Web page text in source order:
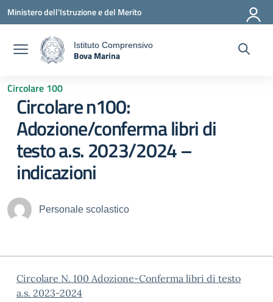
Vai ai contenuti
Vai al menu di navigazione
Vai al footer
Ministero dell'Istruzione e del Merito
Istituto Comprensivo
Bova Marina
Circolare 100
Circolare n100:
Adozione/conferma libri di
testo a.s. 2023/2024 –
indicazioni
Personale scolastico
Circolare N. 100 Adozione-Conferma libri di testo
a.s. 2023-2024